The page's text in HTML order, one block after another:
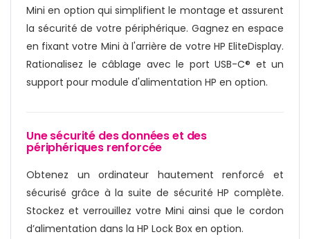
Mini en option qui simplifient le montage et assurent
la sécurité de votre périphérique. Gagnez en espace
en fixant votre Mini à l'arrière de votre HP EliteDisplay.
Rationalisez le câblage avec le port USB-C® et un
support pour module d'alimentation HP en option.
Une sécurité des données et des
périphériques renforcée
Obtenez un ordinateur hautement renforcé et
sécurisé grâce à la suite de sécurité HP complète.
Stockez et verrouillez votre Mini ainsi que le cordon
d’alimentation dans la HP Lock Box en option.